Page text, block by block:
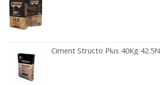
Ciment Structo Plus 40Kg 42.5N